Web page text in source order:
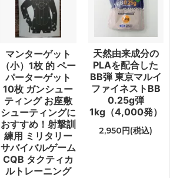
マンターゲット
（小）1枚 的 ペー
パーターゲット
10枚 ガンシュー
ティング お座敷
シューティングに
おすすめ！射撃訓
練用 ミリタリー
サバイバルゲーム
CQB タクティカ
ルトレーニング
天然由来成分の
PLAを配合した
BB弾 東京マルイ
ファイネストBB
0.25g弾
1kg（4,000発）
2,950円(税込)